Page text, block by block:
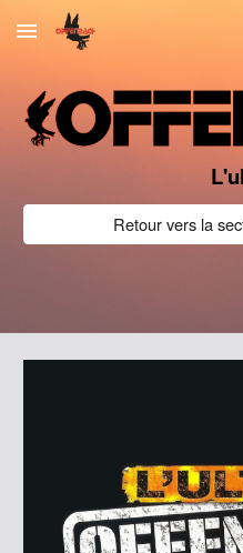
Skip to main content
Retour vers la